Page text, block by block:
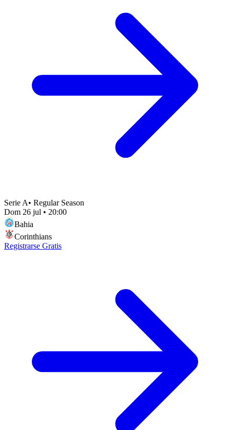
Serie A• Regular Season
Dom 26 jul • 20:00
Bahia
Corinthians
Registrarse Gratis